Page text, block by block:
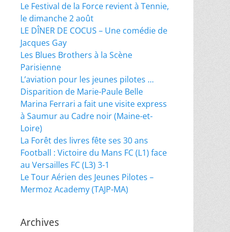
Le Festival de la Force revient à Tennie,
le dimanche 2 août
LE DÎNER DE COCUS – Une comédie de
Jacques Gay
Les Blues Brothers à la Scène
Parisienne
L’aviation pour les jeunes pilotes …
Disparition de Marie-Paule Belle
Marina Ferrari a fait une visite express
à Saumur au Cadre noir (Maine-et-
Loire)
La Forêt des livres fête ses 30 ans
Football : Victoire du Mans FC (L1) face
au Versailles FC (L3) 3-1
Le Tour Aérien des Jeunes Pilotes –
Mermoz Academy (TAJP-MA)
Archives